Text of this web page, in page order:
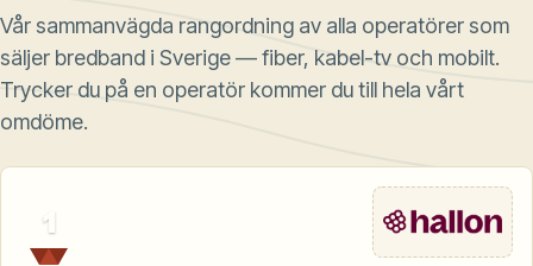
Vår sammanvägda rangordning av alla operatörer som
säljer bredband i Sverige — fiber, kabel-tv och mobilt.
Trycker du på en operatör kommer du till hela vårt
omdöme.
1